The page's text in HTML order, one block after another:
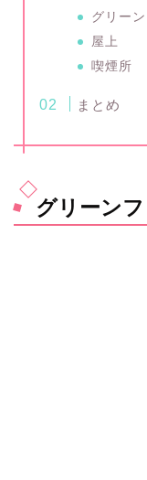
グリー
屋上
喫煙所
まとめ
グリーン